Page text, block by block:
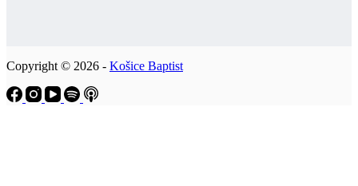
Copyright © 2026 - Košice Baptist